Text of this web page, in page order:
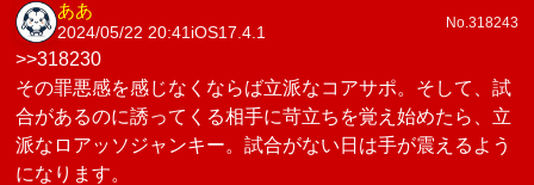
ああ
2024/05/22 20:41iOS17.4.1
No.318243
>>318230
その罪悪感を感じなくならば立派なコアサポ。そして、試
合があるのに誘ってくる相手に苛立ちを覚え始めたら、立
派なロアッソジャンキー。試合がない日は手が震えるよう
になります。